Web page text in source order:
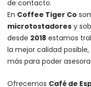
de contacto.
En Coffee Tiger Co
microtostadores y
desde 2018 estamos
la mejor calidad
más para poder
Ofrecemos Café de